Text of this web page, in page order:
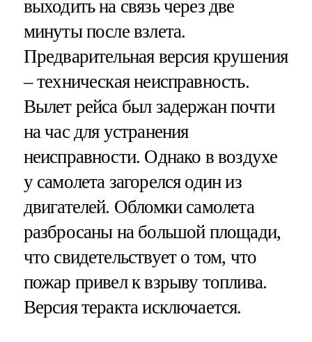
выходить на связь через две
минуты после взлета.
Предварительная версия крушения
– техническая неисправность.
Вылет рейса был задержан почти
на час для устранения
неисправности. Однако в воздухе
у самолета загорелся один из
двигателей. Обломки самолета
разбросаны на большой площади,
что свидетельствует о том, что
пожар привел к взрыву топлива.
Версия теракта исключается.